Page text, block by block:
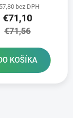
bez DPH
€71,10
€71,56
KOŠÍKA